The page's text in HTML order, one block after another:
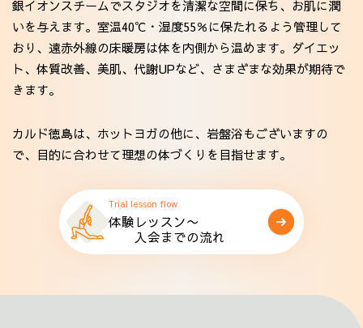
銀イオンスチームでスタジオを清潔な空間に保ち、お肌に潤
いを与えます。室温40℃・湿度55％に保たれるよう管理して
おり、遠赤外線の床暖房は体を内側から温めます。ダイエッ
ト、体質改善、美肌、代謝UPなど、さまざまな効果が期待で
きます。
カルド徳島は、ホットヨガの他に、岩盤浴もございますの
で、目的に合わせて理想の体づくりを目指せます。
Trial lesson flow
体験レッスン〜
入会までの流れ